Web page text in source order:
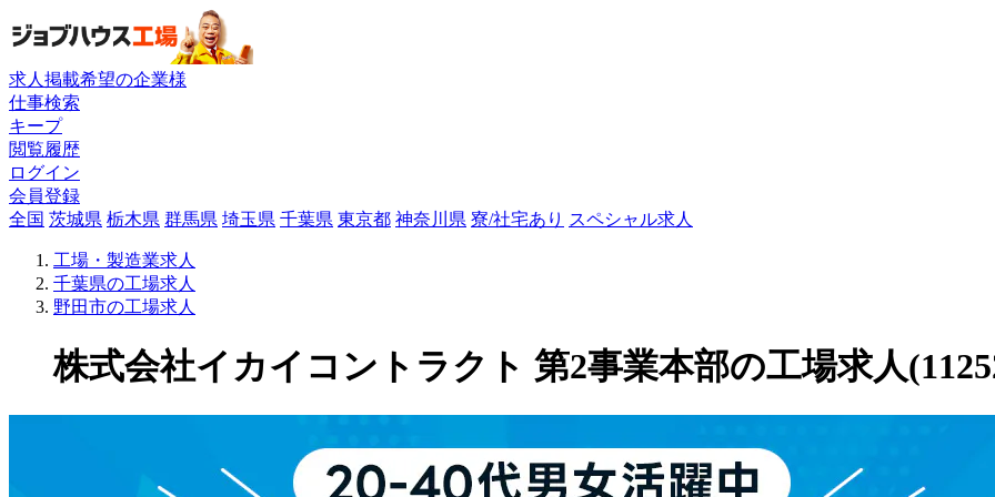
求人掲載希望の企業様
仕事検索
キープ
閲覧履歴
ログイン
会員登録
全国 茨城県 栃木県 群馬県 埼玉県 千葉県 東京都 神奈川県 寮/社宅あり スペシャル求人
工場・製造業求人
千葉県の工場求人
野田市の工場求人
株式会社イカイコントラクト 第2事業本部の工場求人